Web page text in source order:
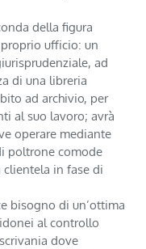
della figura
ufficio: un
ad
di una libreria
ad archivio, per
al suo lavoro; avrà
operare mediante
poltrone comode
in fase di
bisogno di un’ottima
al controllo
dove